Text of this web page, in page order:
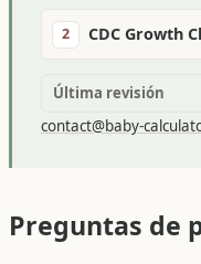
2 CDC Growth
Última revisión
contact@baby-
Preguntas de